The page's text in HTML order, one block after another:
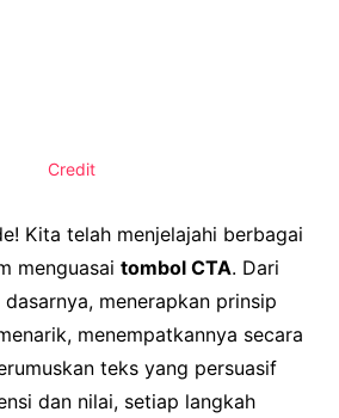
Credit
Kita telah menjelajahi berbagai
menguasai tombol CTA. Dari
menerapkan prinsip
menempatkannya secara
teks yang persuasif
dan nilai, setiap langkah